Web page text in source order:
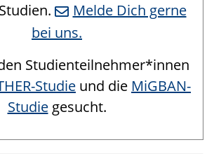
Melde Dich gerne
bei uns.
Studienteilnehmer*innen
Studie und die MiGBAN-
Studiegesucht.